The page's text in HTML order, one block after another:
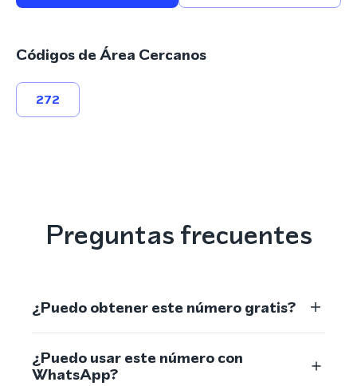
Códigos de Área Cercanos
272
Preguntas frecuentes
¿Puedo obtener este número gratis?
¿Puedo usar este número con
WhatsApp?